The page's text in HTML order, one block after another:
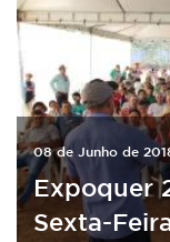
08 de Junho de
Expoquer
Sexta-